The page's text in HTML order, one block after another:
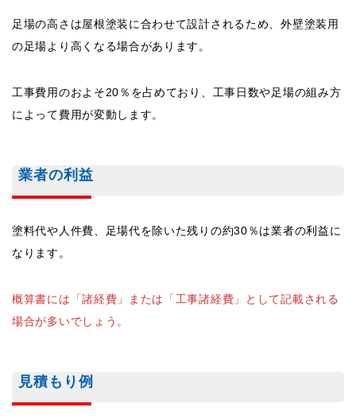
足場の高さは屋根塗装に合わせて設計されるため、外壁塗装用
の足場より高くなる場合があります。
工事費用のおよそ20％を占めており、工事日数や足場の組み方
によって費用が変動します。
業者の利益
塗料代や人件費、足場代を除いた残りの約30％は業者の利益に
なります。
概算書には「諸経費」または「工事諸経費」として記載される
場合が多いでしょう。
見積もり例